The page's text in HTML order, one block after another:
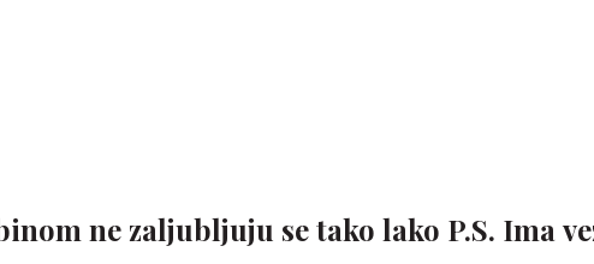
ne zaljubljuju se tako lako P.S. Ima